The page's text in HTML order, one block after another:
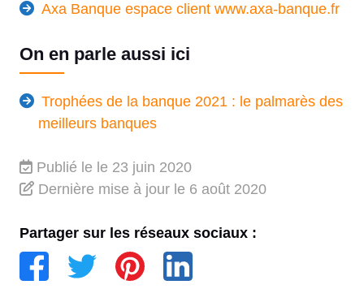
Axa Banque espace client www.axa-banque.fr
On en parle aussi ici
Trophées de la banque 2021 : le palmarès des
meilleurs banques
Publié le le 23 juin 2020
Dernière mise à jour le 6 août 2020
Partager sur les réseaux sociaux :